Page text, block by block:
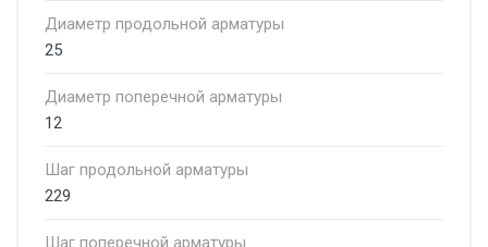
Диаметр продольной арматуры
25
Диаметр поперечной арматуры
12
Шаг продольной арматуры
229
Шаг поперечной арматуры